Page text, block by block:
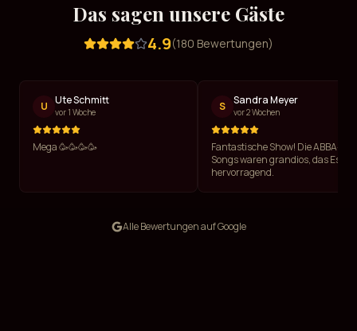
Das sagen unsere Gäste
4.9(180 Bewertungen)
U Ute Schmitt
vor 1 Woche
Mega 🥳🥳🥳🥳
S Sandra Meyer
vor 2 Wochen
Fantastische Show! Die ABBA-
Songs waren grandios, das Essen
hervorragend.
Alle Bewertungen auf Google